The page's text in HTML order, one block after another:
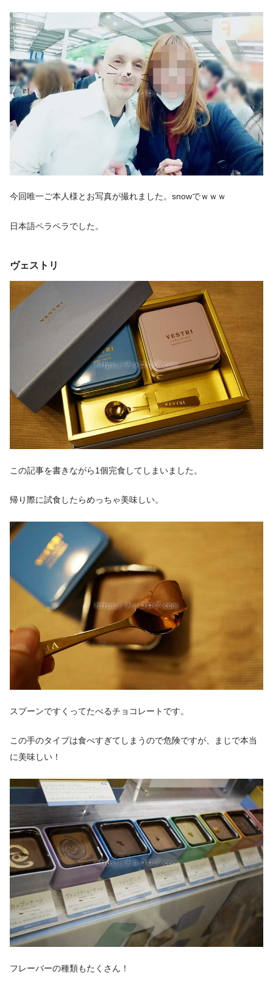
今回唯一ご本人様とお写真が撮れました。snowでｗｗｗ
日本語ペラペラでした。
ヴェストリ
この記事を書きながら1個完食してしまいました。
帰り際に試食したらめっちゃ美味しい。
スプーンですくってたべるチョコレートです。
この手のタイプは食べすぎてしまうので危険ですが、まじで本当
に美味しい！
フレーバーの種類もたくさん！